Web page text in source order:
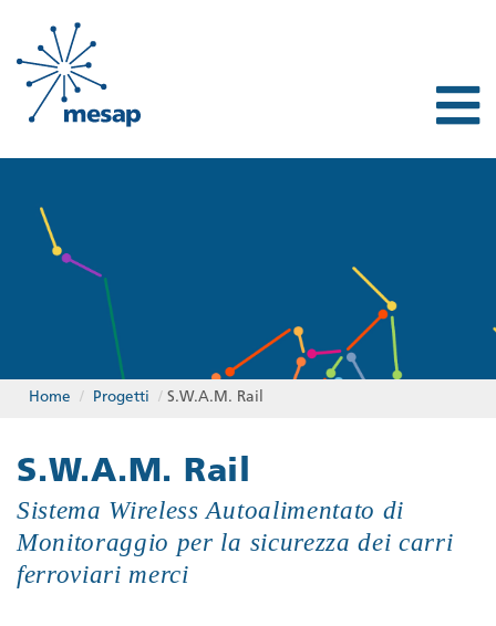
Home / Progetti / S.W.A.M. Rail
S.W.A.M. Rail
Sistema Wireless Autoalimentato di
Monitoraggio per la sicurezza dei carri
ferroviari merci